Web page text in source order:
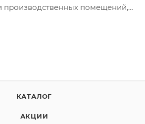
производственных помещений,
тока частотой 50 Гц,
полу.
КАТАЛОГ
АКЦИИ